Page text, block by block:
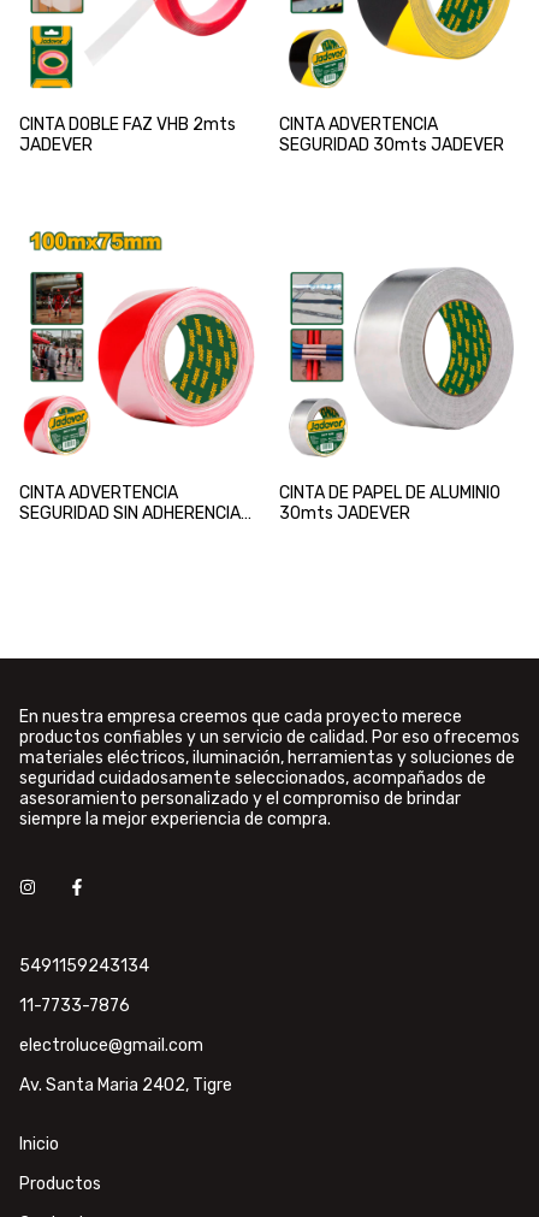
CINTA DOBLE FAZ VHB 2mts
JADEVER
CINTA ADVERTENCIA
SEGURIDAD 30mts JADEVER
CINTA ADVERTENCIA
SEGURIDAD SIN ADHERENCIA
CINTA DE PAPEL DE ALUMINIO
30mts JADEVER
En nuestra empresa creemos que cada proyecto merece
productos confiables y un servicio de calidad. Por eso ofrecemos
materiales eléctricos, iluminación, herramientas y soluciones de
seguridad cuidadosamente seleccionados, acompañados de
asesoramiento personalizado y el compromiso de brindar
siempre la mejor experiencia de compra.
5491159243134
11-7733-7876
electroluce@gmail.com
Av. Santa Maria 2402, Tigre
Inicio
Productos